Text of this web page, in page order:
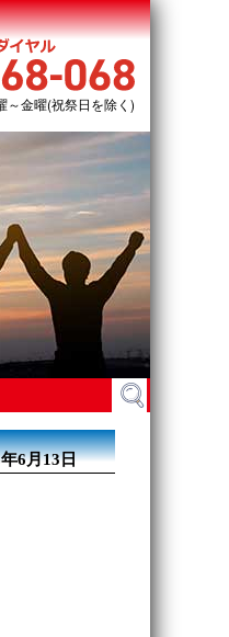
～金曜(祝祭日を除く)
検
索:
6月13日